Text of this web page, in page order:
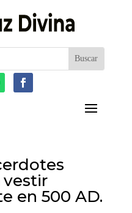
vestir
en 500 AD.